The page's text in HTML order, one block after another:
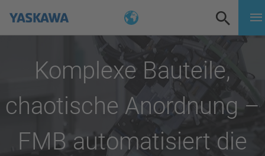
Komplexe Bauteile,
chaotische Anordnung –
FMB automatisiert die